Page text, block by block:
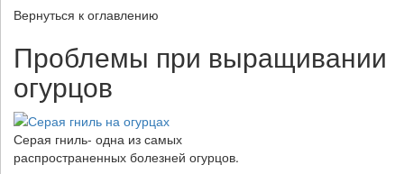
Вернуться к оглавлению
Проблемы при выращивании
огурцов
Серая гниль- одна из самых
распространенных болезней огурцов.